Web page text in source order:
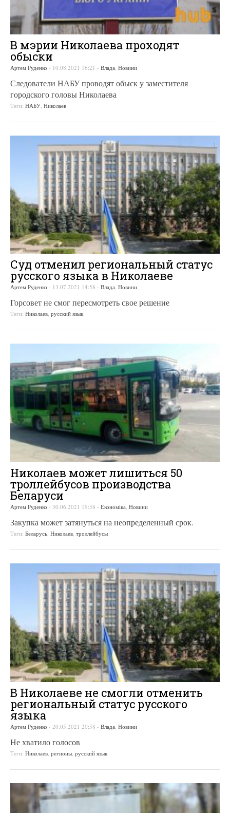
В мэрии Николаева проходят
обыски
Артем Руденко - 10.08.2021 16:21 - Влада Новини
Следователи НАБУ проводят обыск у заместителя
городского головы Николаева
Теги: НАБУ Николаев
Суд отменил региональный статус
русского языка в Николаеве
Артем Руденко - 13.07.2021 14:58 - Влада, Новини
Горсовет не смог пересмотреть свое решение
Теги: Николаев, русский язык
Николаев может лишиться 50
троллейбусов производства
Беларуси
Артем Руденко - 30.06.2021 19:58 - Економіка, Новини
Закупка может затянуться на неопределенный срок.
Теги: Беларусь, Николаев, троллейбусы
В Николаеве не смогли отменить
региональный статус русского
языка
Артем Руденко - 20.05.2021 20:58 - Влада Новини
Не хватило голосов
Теги: Николаев регионы русский язык